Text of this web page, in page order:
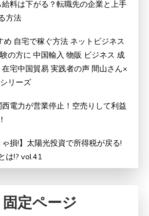
料は下がる？転職先の企業と上手
方法
め 自宅で稼ぐ方法 ネットビジネス
の方に 中国輸入 物販 ビジネス 成
宅中国貿易 実践者の声 間山さん×
リーズ
西電力が営業停止！空売りして利益
ゃ損!】太陽光投資で所得税が戻る!
は!? vol.41
固定ページ